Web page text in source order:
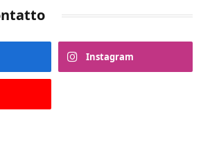
Instagram